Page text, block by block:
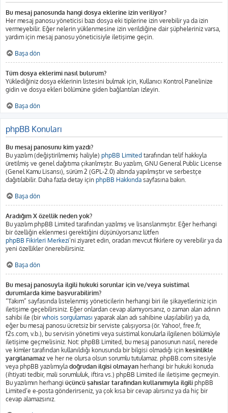
Bu mesaj panosunda hangi dosya eklerine izin veriliyor?
Her mesaj panosu yöneticisi bazı dosya eki tiplerine izin verebilir ya da izin
vermeyebilir. Eğer nelerin yüklenmesine izin verildiğine dair şüpheleriniz varsa,
yardım için mesaj panosu yöneticisiyle iletişime geçin.
Başa dön
Tüm dosya eklerimi nasıl bulurum?
Yüklediğiniz dosya eklerinin listesini bulmak için, Kullanıcı Kontrol Panelinize
gidin ve dosya ekleri bölümüne giden bağlantıları izleyin.
Başa dön
phpBB Konuları
Bu mesaj panosunu kim yazdı?
Bu yazılım (değiştirilmemiş haliyle) phpBB Limited tarafından telif hakkıyla
üretilmiş ve genel dağıtıma çıkarılmıştır. Bu yazılım, GNU General Public License
(Genel Kamu Lisansı), sürüm 2 (GPL-2.0) altında yapılmıştır ve serbestçe
dağıtılabilir. Daha fazla detay için phpBB Hakkında sayfasına bakın.
Başa dön
Aradığım X özellik neden yok?
Bu yazılım phpBB Limited tarafından yazılmış ve lisanslanmıştır. Eğer herhangi
bir özelliğin eklenmesi gerektiğini düşünüyorsanız lütfen
phpBB Fikirleri Merkezi’ni ziyaret edin, oradan mevcut fikirlere oy verebilir ya da
yeni özellikler önerebilirsiniz.
Başa dön
Bu mesaj panosuyla ilgili hukuki sorunlar için ve/veya suistimal
durumlarda kime başvurabilirim?
“Takım” sayfasında listelenmiş yöneticilerin herhangi biri ile şikayetleriniz için
iletişime geçebilirsiniz. Eğer onlardan cevap alamıyorsanız, o zaman alan adının
sahibi ile (birwhois sorgulaması yaparak alan adı sahibine ulaşılabilir) ya da,
eğer bu mesaj panosu ücretsiz bir serviste çalışıyorsa (ör. Yahoo!, free.fr,
f2s.com, v.b.), bu servisin yönetimi veya suistimal konularla ilgilenen bölümüyle
iletişime geçmelisiniz. Not: phpBB Limited, bu mesaj panosunun nasıl, nerede
ve kimler tarafından kullanıldığı konusunda bir bilgisi olmadığı için kesinlikle
yargılanamaz ve her ne olursa olsun sorumlu tutulamaz. phpBB.com sitesiyle
veya phpBB yazılımıyla doğrudan ilgisi olmayan herhangi bir hukuki konuda
(ihtiyati tedbir, mali sorumluluk, iftira vs.) phpBB Limited ile iletişime geçmeyin.
Bu yazılımın herhangi üçüncü şahıslar tarafından kullanımıyla ilgili phpBB
Limited’e e-posta gönderirseniz, ya çok kısa bir cevap alırsınız ya da hiç bir
cevap alamazsınız.